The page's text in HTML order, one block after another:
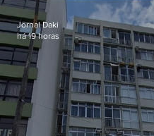
Jornal Daki
há 19 horas